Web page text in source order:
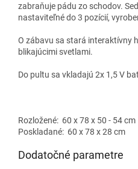
zabraňuje pádu zo schodov.
nastaviteľné do 3 pozícií,
O zábavu sa stará interaktívny
blikajúcimi svetlami.
Do pultu sa vkladajú 2x 1,5 V
Rozložené: 60 x 78 x 50 - 54 cm
Poskladané: 60 x 78 x 28 cm
Dodatočné parametre